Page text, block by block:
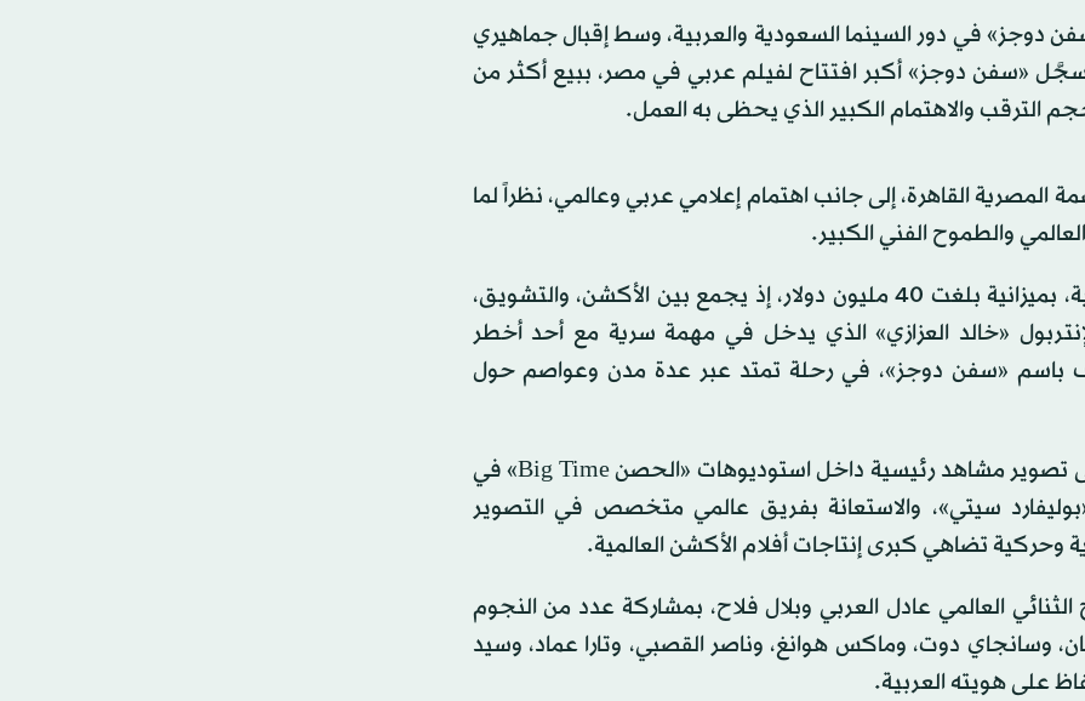
دوجز» في دور السينما السعودية والعربية، وسط إقبال جماهيري
«سفن دوجز» أكبر افتتاح لفيلم عربي في مصر، ببيع أكثر من
المصرية القاهرة، إلى جانب اهتمام إعلامي عربي وعالمي، نظراً لما
والطموح الفني الكبير.
ويعدّ «سفن دوجز» من أضخم الإنتاجات العربية السينمائية، بميزانية بلغت 40 مليون دولار، إذ يجمع بين الأكشن، والتشويق،
«خالد العزازي» الذي يدخل في مهمة سرية مع أحد أخطر
باسم «سفن دوجز»، في رحلة تمتد عبر عدة مدن وعواصم حول
ويبرز الفيلم من خلال حجمه الإنتاجي الكبير، واعتماده على تصوير مشاهد رئيسية داخل استوديوهات «الحصن Big Time» في
سيتي»، والاستعانة بفريق عالمي متخصص في التصوير
وحركية تضاهي كبرى إنتاجات أفلام الأكشن العالمية.
العالمي عادل العربي وبلال فلاح، بمشاركة عدد من النجوم
وسانجاي دوت، وماكس هوانغ، وناصر القصبي، وتارا عماد، وسيد
على هويته العربية.